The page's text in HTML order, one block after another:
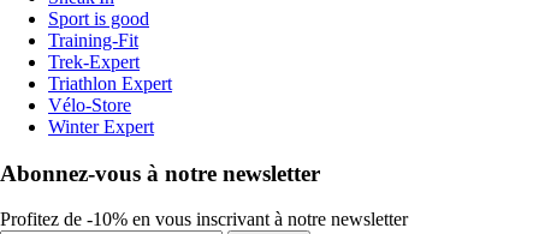
Sport is good
Training-Fit
Trek-Expert
Triathlon Expert
Vélo-Store
Winter Expert
Abonnez-vous à notre newsletter
Profitez de -10% en vous inscrivant à notre newsletter